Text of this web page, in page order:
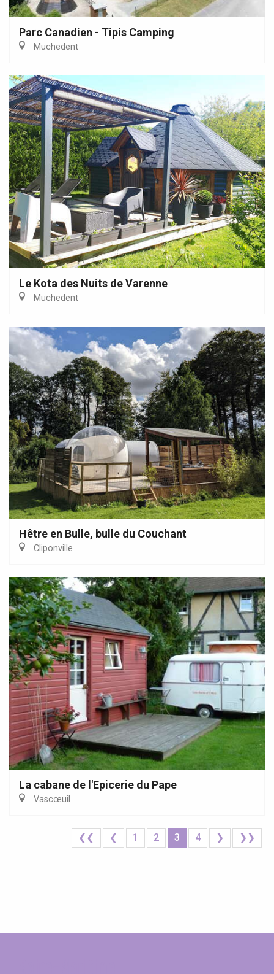
Parc Canadien - Tipis Camping
Muchedent
Le Kota des Nuits de Varenne
Muchedent
Hêtre en Bulle, bulle du Couchant
Cliponville
La cabane de l'Epicerie du Pape
Vascœuil
❮❮ ❮ 1 2 3 4 ❯ ❯❯